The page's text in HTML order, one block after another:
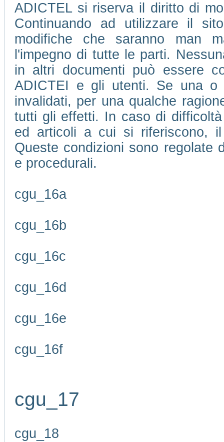
ADICTEL si riserva il diritto di
Continuando ad utilizzare il
modifiche che saranno man
l'impegno di tutte le parti.
in altri documenti può essere
ADICTEI e gli utenti. Se una o
invalidati, per una qualche
tutti gli effetti. In caso di
ed articoli a cui si riferiscono,
Queste condizioni sono regolate
e procedurali.
cgu_16a
cgu_16b
cgu_16c
cgu_16d
cgu_16e
cgu_16f
cgu_17
cgu_18